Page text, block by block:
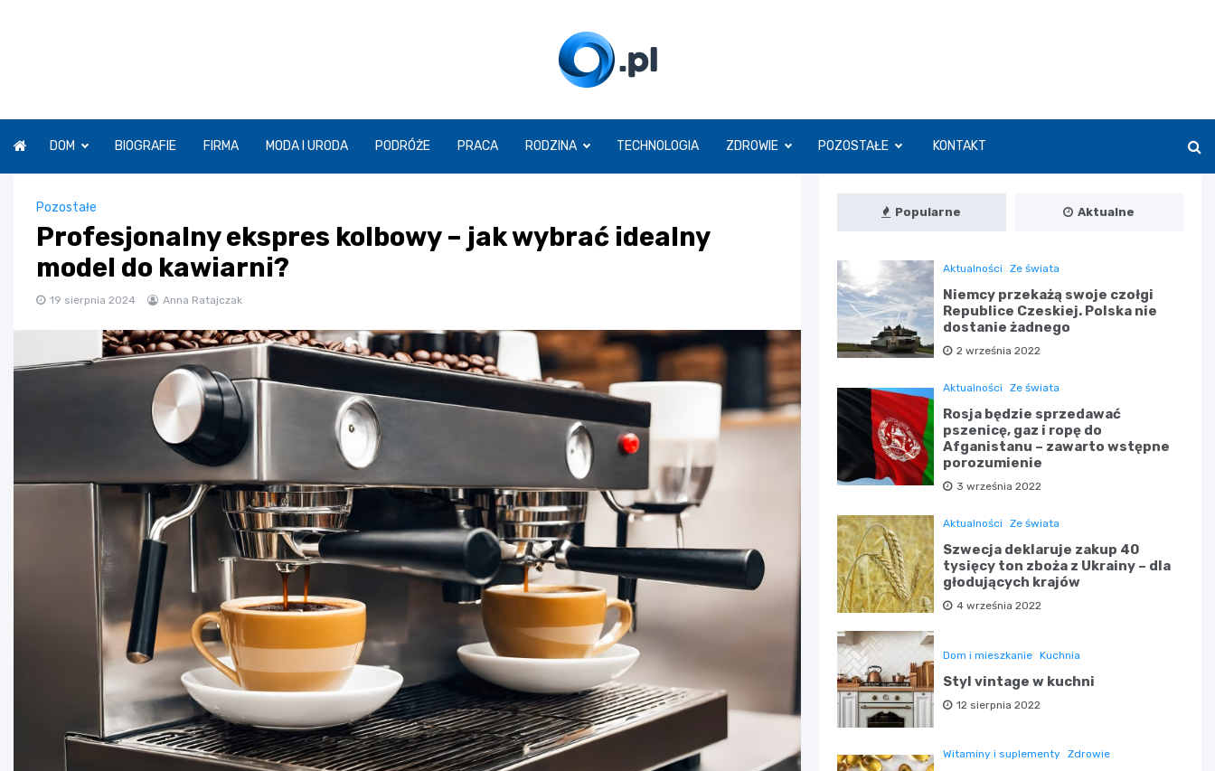
O.pl
DOM BIOGRAFIE FIRMA MODA I URODA PODRÓŻE PRACA RODZINA TECHNOLOGIA ZDROWIE POZOSTAŁE KONTAKT
Pozostałe
Profesjonalny ekspres kolbowy – jak wybrać idealny
model do kawiarni?
19 sierpnia 2024 Anna Ratajczak
Popularne Aktualne
Aktualności Ze świata
Niemcy przekażą swoje czołgi
Republice Czeskiej. Polska nie
dostanie żadnego
2 września 2022
Aktualności Ze świata
Rosja będzie sprzedawać
pszenicę, gaz i ropę do
Afganistanu – zawarto wstępne
porozumienie
3 września 2022
Aktualności Ze świata
Szwecja deklaruje zakup 40
tysięcy ton zboża z Ukrainy – dla
głodujących krajów
4 września 2022
Dom i mieszkanie Kuchnia
Styl vintage w kuchni
12 sierpnia 2022
Witaminy i suplementy Zdrowie